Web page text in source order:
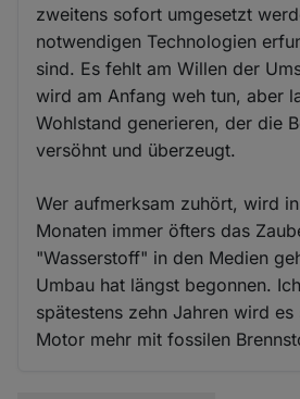
zweitens sofort umgesetzt
notwendigen Technologien
sind. Es fehlt am Willen der
wird am Anfang weh tun, aber
Wohlstand generieren, der die
versöhnt und überzeugt.
Wer aufmerksam zuhört, wird
Monaten immer öfters das
"Wasserstoff" in den Medien
Umbau hat längst begonnen.
spätestens zehn Jahren wird
Motor mehr mit fossilen